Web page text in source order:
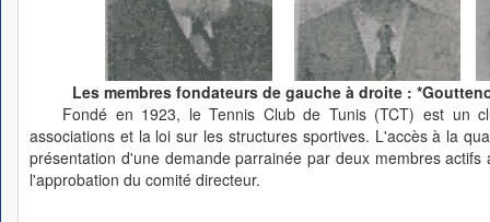
Les membres fondateurs de gauche à droite :
Fondé en 1923, le Tennis Club de Tunis (TCT) est un
associations et la loi sur les structures sportives. L'accès à la
présentation d'une demande parrainée par deux membres
l'approbation du comité directeur.